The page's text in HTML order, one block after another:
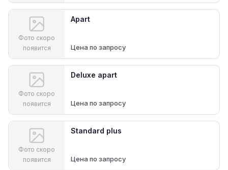
Фото скоро
появится
Apart
Цена по запросу
Фото скоро
появится
Deluxe apart
Цена по запросу
Фото скоро
появится
Standard plus
Цена по запросу